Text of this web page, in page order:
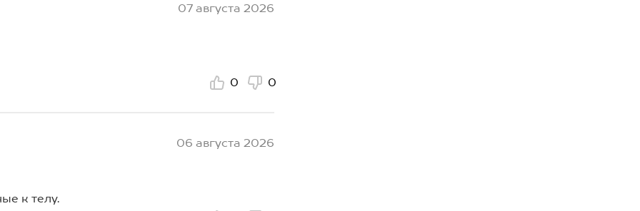
07 августа 2026
0 0
06 августа 2026
к телу.